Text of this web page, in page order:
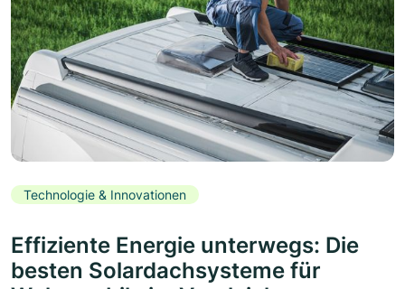
Technologie & Innovationen
Effiziente Energie unterwegs: Die
besten Solardachsysteme für